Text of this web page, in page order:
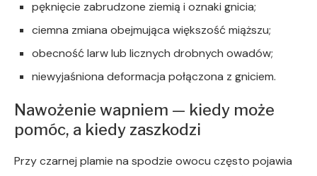
pęknięcie zabrudzone ziemią i oznaki gnicia;
ciemna zmiana obejmująca większość miąższu;
obecność larw lub licznych drobnych owadów;
niewyjaśniona deformacja połączona z gniciem.
Nawożenie wapniem — kiedy może
pomóc, a kiedy zaszkodzi
Przy czarnej plamie na spodzie owocu często pojawia